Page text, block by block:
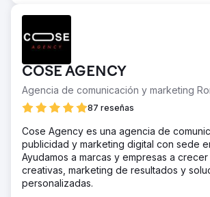
COSE AGENCY
Agencia de comunicación y marketing
87 reseñas
Cose Agency es una agencia de
publicidad y marketing digital con sede
Ayudamos a marcas y empresas a
creativas, marketing de resultados y
personalizadas.